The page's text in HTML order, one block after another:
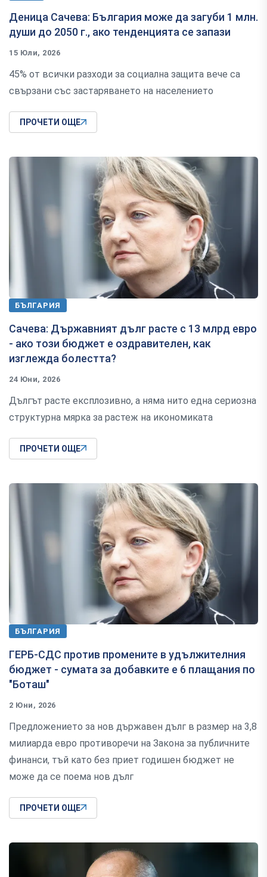
Деница Сачева: България може да загуби 1 млн.
души до 2050 г., ако тенденцията се запази
15 Юли, 2026
45% от всички разходи за социална защита вече са
свързани със застаряването на населението
ПРОЧЕТИ ОЩЕ
БЪЛГАРИЯ
Сачева: Държавният дълг расте с 13 млрд евро
- ако този бюджет е оздравителен, как
изглежда болестта?
24 Юни, 2026
Дългът расте експлозивно, а няма нито една сериозна
структурна мярка за растеж на икономиката
ПРОЧЕТИ ОЩЕ
БЪЛГАРИЯ
ГЕРБ-СДС против промените в удължителния
бюджет - сумата за добавките е 6 плащания по
"Боташ"
2 Юни, 2026
Предложението за нов държавен дълг в размер на 3,8
милиарда евро противоречи на Закона за публичните
финанси, тъй като без приет годишен бюджет не
може да се поема нов дълг
ПРОЧЕТИ ОЩЕ